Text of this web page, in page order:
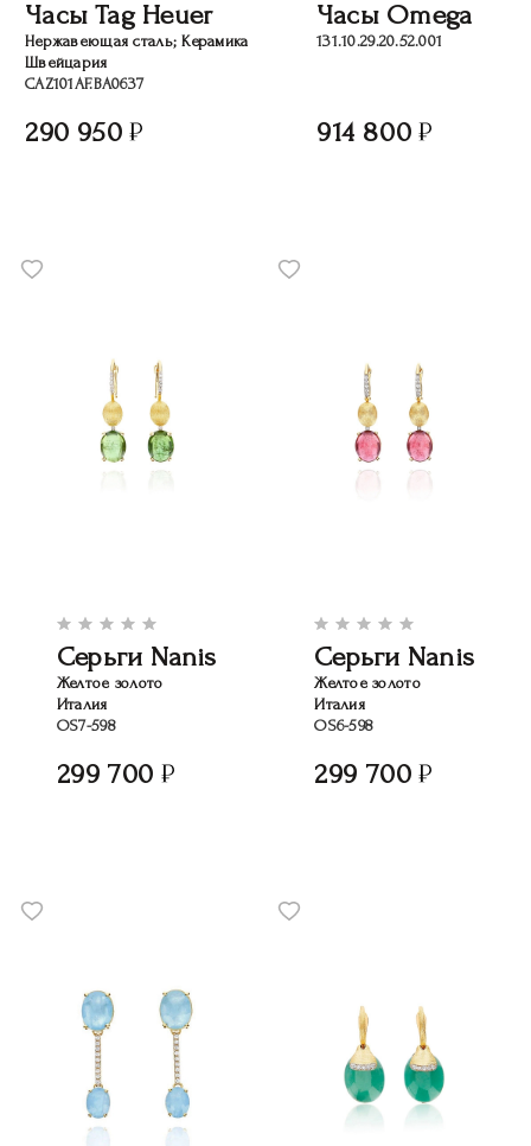
Часы Tag Heuer
Нержавеющая сталь; Керамика
Швейцария
CAZ101AF.BA0637
290 950
Часы Omega
131.10.29.20.52.001
914 800
Серьги Nanis
Желтое золото
Италия
OS7-598
299 700
Серьги Nanis
Желтое золото
Италия
OS6-598
299 700